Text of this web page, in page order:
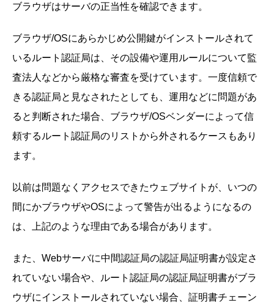
ブラウザはサーバの正当性を確認できます。
ブラウザ/OSにあらかじめ公開鍵がインストールされて
いるルート認証局は、その設備や運用ルールについて監
査法人などから厳格な審査を受けています。一度信頼で
きる認証局と見なされたとしても、運用などに問題があ
ると判断された場合、ブラウザ/OSベンダーによって信
頼するルート認証局のリストから外されるケースもあり
ます。
以前は問題なくアクセスできたウェブサイトが、いつの
間にかブラウザやOSによって警告が出るようになるの
は、上記のような理由である場合があります。
また、Webサーバに中間認証局の認証局証明書が設定さ
れていない場合や、ルート認証局の認証局証明書がブラ
ウザにインストールされていない場合、証明書チェーン